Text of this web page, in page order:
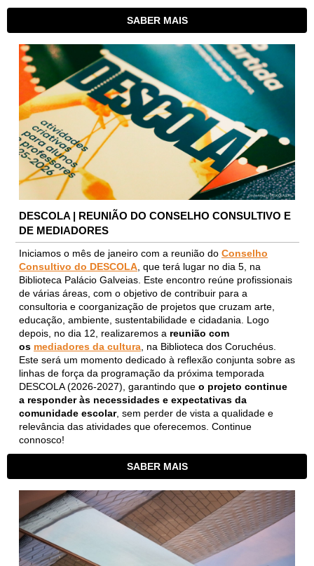
SABER MAIS
DESCOLA | REUNIÃO DO CONSELHO CONSULTIVO E
DE MEDIADORES
Iniciamos o mês de janeiro com a reunião do Conselho
Consultivo do DESCOLA , que terá lugar no dia 5, na
Biblioteca Palácio Galveias. Este encontro reúne profissionais
de várias áreas, com o objetivo de contribuir para a
consultoria e coorganização de projetos que cruzam arte,
educação, ambiente, sustentabilidade e cidadania. Logo
depois, no dia 12, realizaremos a reunião com
os mediadores da cultura , na Biblioteca dos Coruchéus.
Este será um momento dedicado à reflexão conjunta sobre as
linhas de força da programação da próxima temporada
DESCOLA (2026-2027), garantindo que o projeto continue
a responder às necessidades e expectativas da
comunidade escolar, sem perder de vista a qualidade e
relevância das atividades que oferecemos. Continue
connosco!
SABER MAIS